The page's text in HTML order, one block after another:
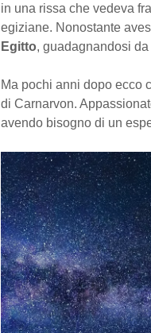
in una rissa che vedeva
egiziane. Nonostante
Egitto, guadagnandosi
Ma pochi anni dopo ecco
di Carnarvon.
avendo bisogno di un